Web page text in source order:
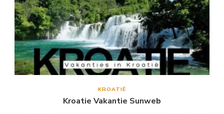
KROATIË
Kroatie Vakantie Sunweb